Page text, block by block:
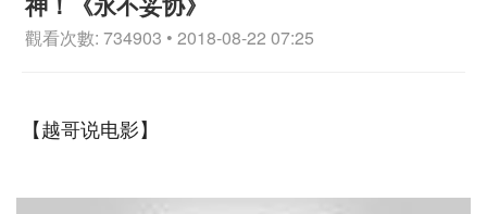
觀看次數: 734903 • 2018-08-22 07:25
【越哥说电影】